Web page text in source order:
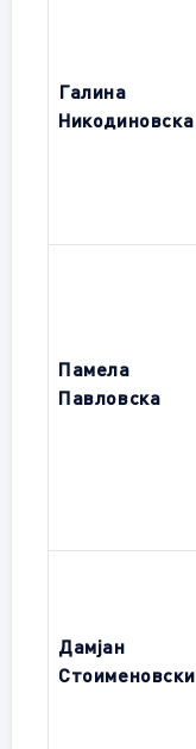
Галина
Никодиновска
Памела
Павловска
Дамјан
Стоименовски